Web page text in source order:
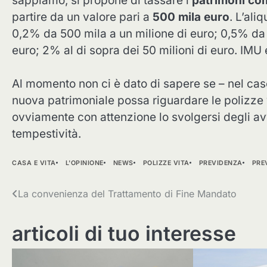
partire da un valore pari a 500 mila euro.
0,2% da 500 mila a un milione di euro; 0,5%
euro; 2% al di sopra dei 50 milioni di euro.
Al momento non ci è dato di sapere se – nel
nuova patrimoniale possa riguardare le
ovviamente con attenzione lo svolgersi degli
tempestività.
CASA E VITA L'OPINIONE NEWS POLIZZE VITA PREVIDENZA
Navigazione
La convenienza del Trattamento di Fine Mandato
articoli di tuo interesse